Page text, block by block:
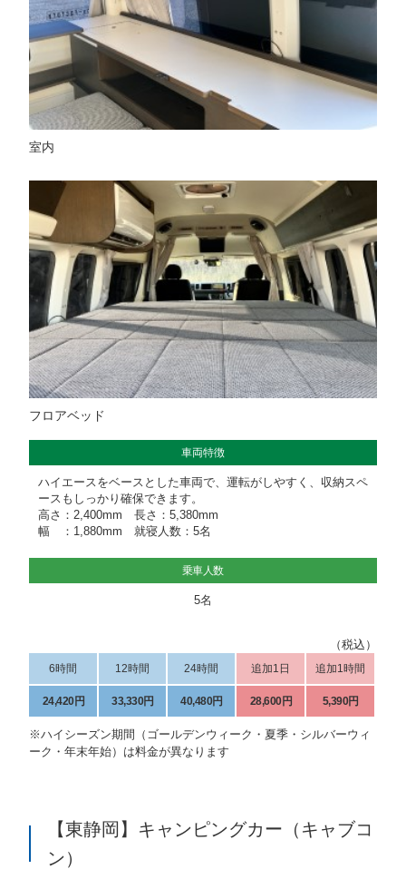
室内
フロアベッド
車両特徴
ハイエースをベースとした車両で、運転がしやすく、収納スペ
ースもしっかり確保できます。
高さ：2,400mm 長さ：5,380mm
幅 ：1,880mm 就寝人数：5名
乗車人数
5名
（税込）
6時間 12時間 24時間 追加1日 追加1時間
24,420円 33,330円 40,480円 28,600円 5,390円
※ハイシーズン期間（ゴールデンウィーク・夏季・シルバーウィ
ーク・年末年始）は料金が異なります
【東静岡】キャンピングカー（キャブコ
ン）